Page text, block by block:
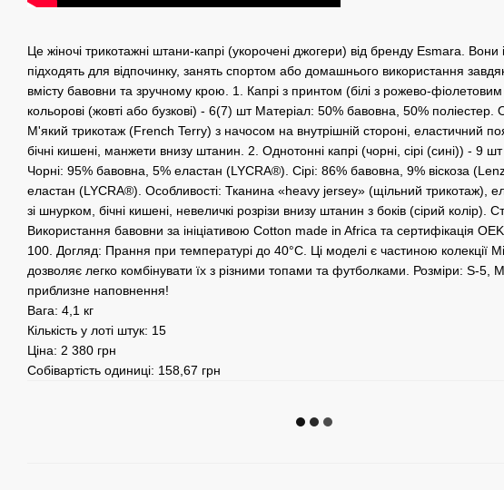
Це жіночі трикотажні штани-капрі (укорочені джогери) від бренду Esmara. Вони
підходять для відпочинку, занять спортом або домашнього використання
вмісту бавовни та зручному крою. 1. Капрі з принтом (білі з рожево-
кольорові (жовті або бузкові) - 6(7) шт Матеріал: 50% бавовна, 50% поліестер.
М'який трикотаж (French Terry) з начосом на внутрішній стороні, еластичний
бічні кишені, манжети внизу штанин. 2. Однотонні капрі (чорні, сірі (сині)) - 9
Чорні: 95% бавовна, 5% еластан (LYCRA®). Сірі: 86% бавовна, 9% віскоза
еластан (LYCRA®). Особливості: Тканина «heavy jersey» (щільний трикотаж),
зі шнурком, бічні кишені, невеличкі розрізи внизу штанин з боків (сірий колір).
Використання бавовни за ініціативою Cotton made in Africa та сертифікація
100. Догляд: Прання при температурі до 40°C. Ці моделі є частиною колекції
дозволяє легко комбінувати їх з різними топами та футболками. Розміри: S-5,
приблизне наповнення!
Вага: 4,1 кг
Кількість у лоті штук: 15
Ціна: 2 380 грн
Собівартість одиниці: 158,67 грн